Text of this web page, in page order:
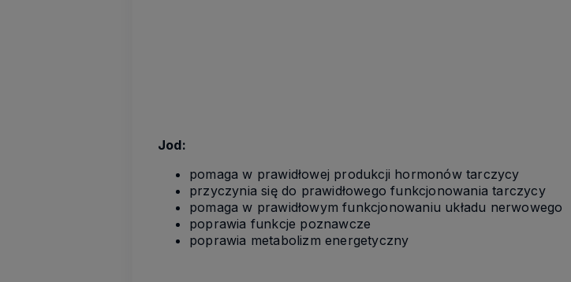
Jod:
pomaga w prawidłowej produkcji hormonów tarczycy
przyczynia się do prawidłowego funkcjonowania tarczycy
pomaga w prawidłowym funkcjonowaniu układu nerwowego
poprawia funkcje poznawcze
poprawia metabolizm energetyczny